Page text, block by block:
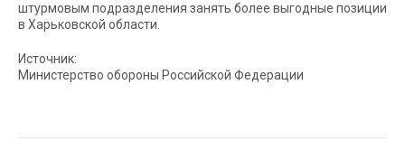
штурмовым подразделения занять более выгодные позиции
в Харьковской области.
Источник:
Министерство обороны Российской Федерации